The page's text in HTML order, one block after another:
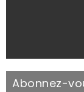
Abonnez-